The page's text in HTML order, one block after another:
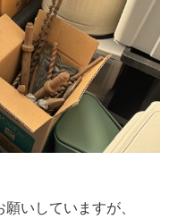
いしていますが、